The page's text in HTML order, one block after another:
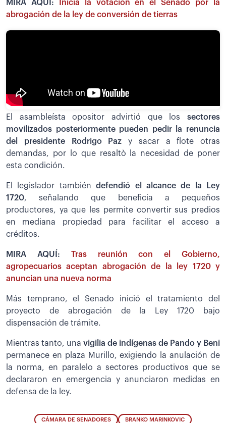
MIRA AQUÍ:
Inicia la votación en el Senado por la
abrogación de la ley de conversión de tierras
El asambleísta opositor advirtió que los sectores
movilizados posteriormente pueden pedir la renuncia
del presidente Rodrigo Paz y sacar a flote otras
demandas, por lo que resaltò la necesidad de poner
esta condición.
El legislador tambiéndefendió el alcance de la Ley
1720, señalando que beneficia a pequeños
productores, ya que les permite convertir sus predios
en mediana propiedad para facilitar el acceso a
créditos.
MIRA AQUÍ: Tras reunión con el Gobierno,
agropecuarios aceptan abrogación de la ley 1720 y
anuncian una nueva norma
Más temprano, el Senado inició el tratamiento del
proyecto de abrogación de la Ley 1720 bajo
dispensación de trámite.
Mientras tanto, una vigilia de indígenas de Pando y Beni
permanece en plaza Murillo, exigiendo la anulación de
la norma, en paralelo a sectores productivos que se
declararon en emergencia y anunciaron medidas en
defensa de la ley.
CÁMARA DE SENADORES BRANKO MARINKOVIC